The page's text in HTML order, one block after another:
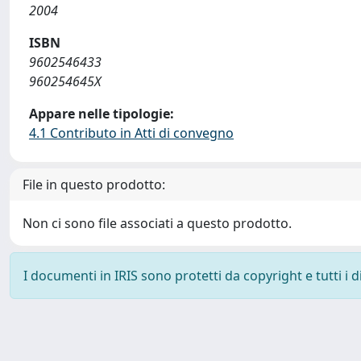
2004
ISBN
9602546433
960254645X
Appare nelle tipologie:
4.1 Contributo in Atti di convegno
File in questo prodotto:
Non ci sono file associati a questo prodotto.
I documenti in IRIS sono protetti da copyright e tutti i